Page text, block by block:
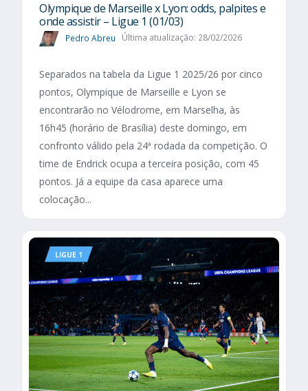
Olympique de Marseille x Lyon: odds, palpites e
onde assistir – Ligue 1 (01/03)
Pedro Abreu Última atualização: 28/02/2026
Separados na tabela da Ligue 1 2025/26 por cinco
pontos, Olympique de Marseille e Lyon se
encontrarão no Vélodrome, em Marselha, às
16h45 (horário de Brasília) deste domingo, em
confronto válido pela 24ª rodada da competição. O
time de Endrick ocupa a terceira posição, com 45
pontos. Já a equipe da casa aparece uma
colocação...
LIGUE 1